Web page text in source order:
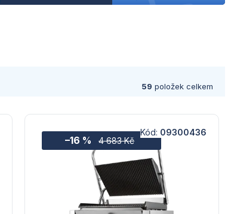
59 položek celkem
4 683 Kč
–16 %
Kód: 09300436